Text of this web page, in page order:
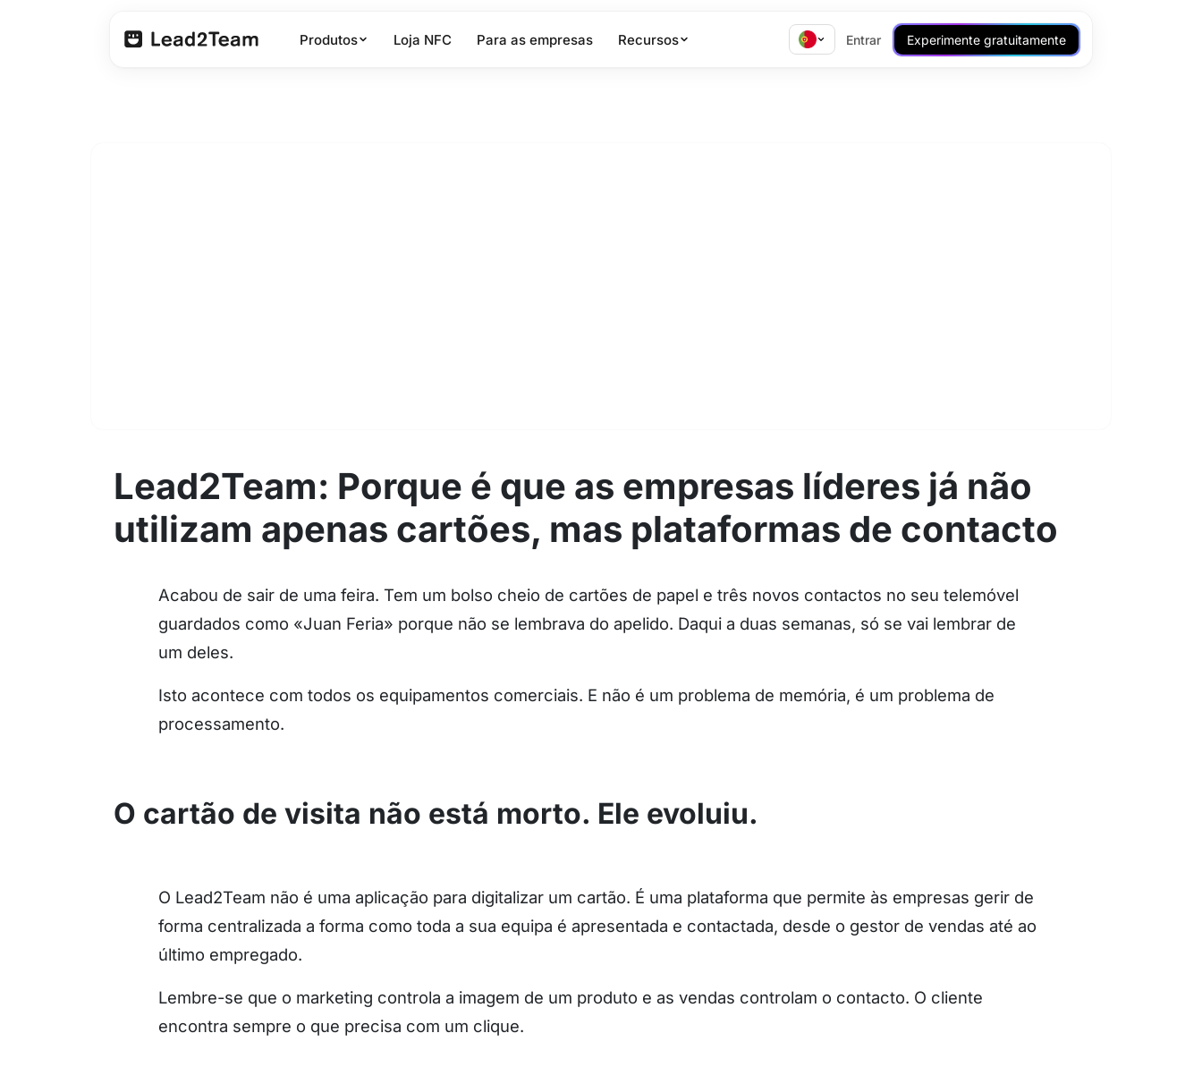
Produtos Loja NFC Para as empresas Recursos Entrar Experimente gratuitamente
Lead2Team: Porque é que as empresas líderes já não
utilizam apenas cartões, mas plataformas de contacto
Acabou de sair de uma feira. Tem um bolso cheio de cartões de papel e três novos contactos no seu telemóvel
guardados como «Juan Feria» porque não se lembrava do apelido. Daqui a duas semanas, só se vai lembrar de
um deles.
Isto acontece com todos os equipamentos comerciais. E não é um problema de memória, é um problema de
processamento.
O cartão de visita não está morto. Ele evoluiu.
O Lead2Team não é uma aplicação para digitalizar um cartão. É uma plataforma que permite às empresas gerir de
forma centralizada a forma como toda a sua equipa é apresentada e contactada, desde o gestor de vendas até ao
último empregado.
Lembre-se que o marketing controla a imagem de um produto e as vendas controlam o contacto. O cliente
encontra sempre o que precisa com um clique.